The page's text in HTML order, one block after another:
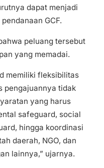
dapat menjadi
GCF.
peluang tersebut
yang memadai.
memiliki fleksibilitas
pengajuannya tidak
yang harus
safeguard, social
hingga koordinasi
daerah, NGO, dan
lainnya,” ujarnya.